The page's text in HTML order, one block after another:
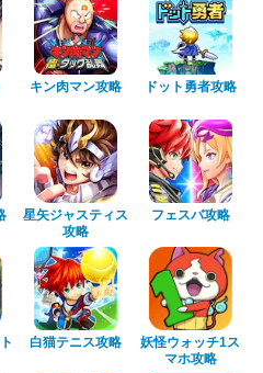
キン肉マン攻略 ドット勇者攻略
星矢ジャスティス
攻略
フェスバ攻略
白猫テニス攻略
妖怪ウォッチ1ス
マホ攻略